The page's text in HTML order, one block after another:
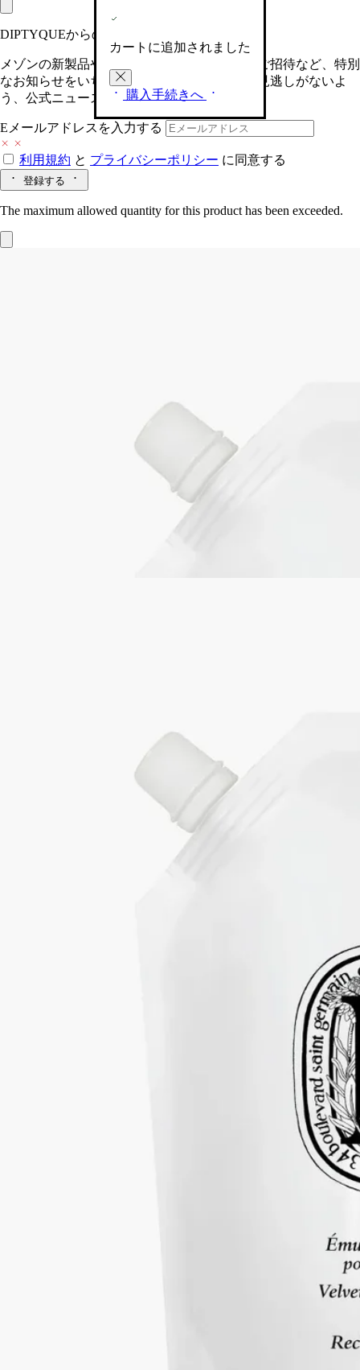
カートに追加されました
購入手続きへ
DIPTYQUEからの最新情報をお届けします
メゾンの新製品や、限定イベントへの特別なご招待など、特別
なお知らせをいち早くお届けいたします。お見逃しがないよ
う、公式ニュースレターにご登録ください。
Eメールアドレスを入力する
利用規約 と プライバシーポリシー に同意する
登録する
The maximum allowed quantity for this product has been exceeded.
ギリシャ、コリントの「ゴールデンフラワー」とも呼ばれる永
遠のシンボル、イモーテルの花から抽出したフラワーウォータ
ーの成分を採り入れた軽やかでやわらかなテクスチャーのロー
ション。手肌にうるおいを与え、しなやかに整えながら、心地
よい保湿感で包み込みます。
ギリシャ、コリントの「ゴールデンフラワー」とも呼ばれる永
遠のシンボル、イモーテルの花から抽出したフラワーウォータ
ーの成分を採り入れた軽やかでやわらかなテクスチャーのロー
ション。手肌にうるおいを与え、しなやかに整えながら、心地
よい保湿感で包み込みます。
ギリシャ、コリントの「ゴールデンフラワー」とも呼ばれる永
遠のシンボル、イモーテルの花から抽出したフラワーウォータ
ーの成分を採り入れた軽やかでやわらかなテクスチャーのロー
ション。手肌にうるおいを与え、しなやかに整えながら、心地
香りは、スイートアーモンドとプチグレンのやわらかなハーモ
ニーに、バージニアシダーウッドの温もりあるノートが重な